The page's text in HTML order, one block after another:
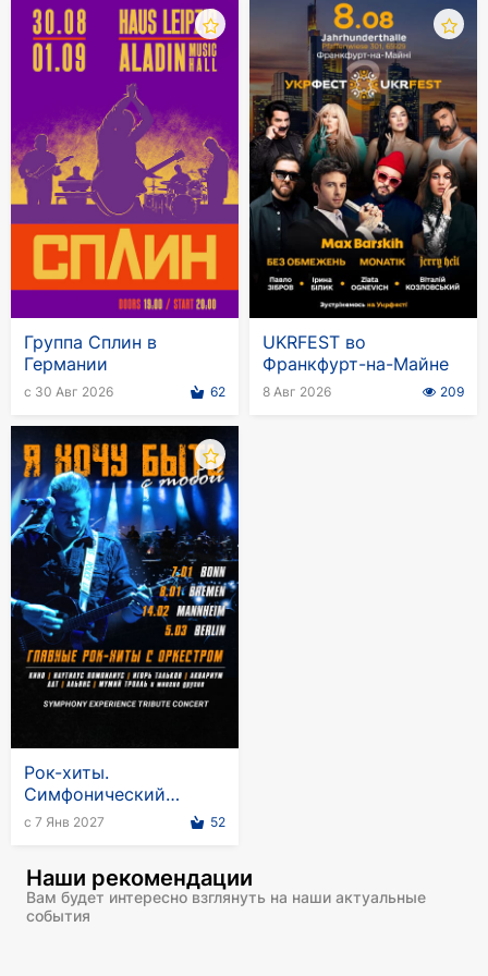
Группа Сплин в
Германии
с 30 Авг 2026 62
UKRFEST во
Франкфурт-на-Майне
8 Авг 2026 209
Рок-хиты.
Симфонический
трибьют "Я хочу быть
с 7 Янв 2027 52
Наши рекомендации
Вам будет интересно взглянуть на наши актуальные
события